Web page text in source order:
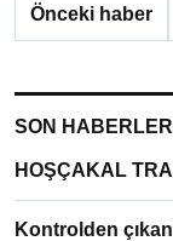
Önceki haber
SON HABERLER
HOŞÇAKAL
Kontrolden